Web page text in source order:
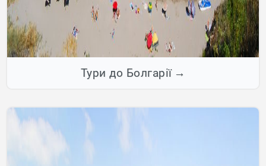
Тури до Болгарії